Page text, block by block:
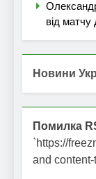
від
Новини
Помилка
`https://
and